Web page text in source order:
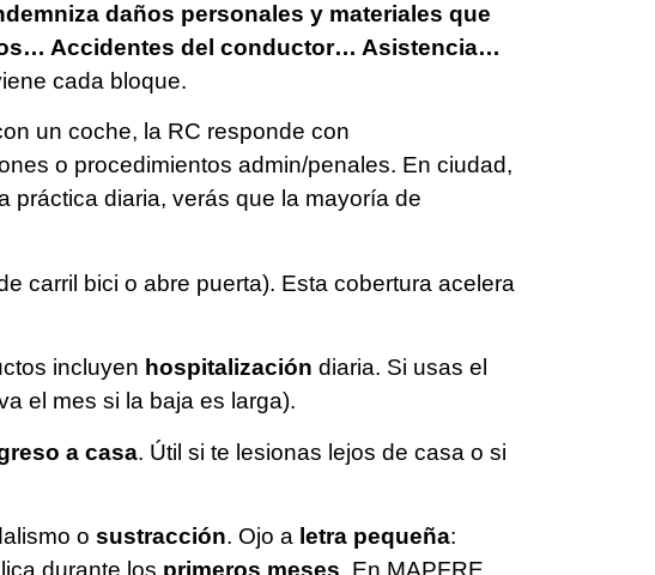
daños personales y materiales que
Accidentes del conductor… Asistencia…
cada bloque.
un coche, la RC responde con
o procedimientos admin/penales. En ciudad,
práctica diaria, verás que la mayoría de
carril bici o abre puerta). Esta cobertura acelera
incluyen hospitalización diaria. Si usas el
el mes si la baja es larga).
a casa. Útil si te lesionas lejos de casa o si
o sustracción. Ojo a letra pequeña:
durante los primeros meses . En MAPFRE,